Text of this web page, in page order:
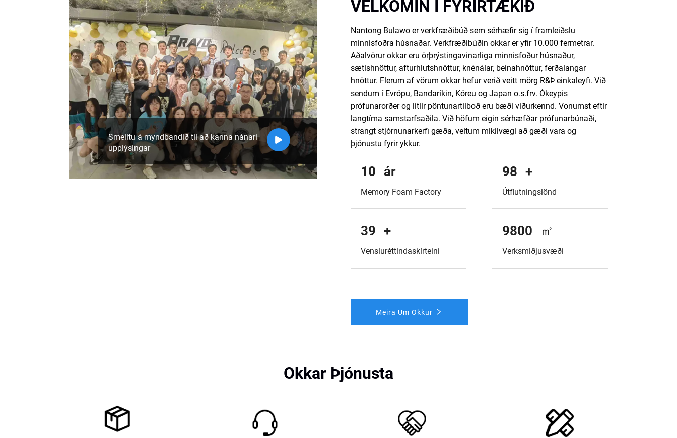
Smelltu á myndbandið til að kanna nánari
upplýsingar
VELKOMIN Í FYRIRTÆKIÐ
Nantong Bulawo er verkfræðibúð sem sérhæfir sig í framleiðslu
minnisfoðra húsnaðar. Verkfræðibúðin okkar er yfir 10.000 fermetrar.
Aðalvörur okkar eru örþrýstingavinarliga minnisfoður húsnaður,
sætishnöttur, afturhlutshnöttur, knénálar, beinahnöttur, ferðalangar
hnöttur. Flerum af vörum okkar hefur verið veitt mörg R&Þ einkaleyfi. Við
sendum í Evrópu, Bandaríkin, Kóreu og Japan o.s.frv. Ókeypis
prófunarorðer og litlir pöntunartilboð eru bæði viðurkennd. Vonumst eftir
langtíma samstarfsaðila. Við höfum eigin sérhæfðar prófunarbúnaði,
strangt stjórnunarkerfi gæða, veitum mikilvægi að gæði vara og
þjónustu fyrir ykkur.
10 ár
Memory Foam Factory
100 +
Útflutningslönd
40 +
Vensluréttindaskírteini
10000 ㎡
Verksmiðjusvæði
Meira Um Okkur
Okkar Þjónusta